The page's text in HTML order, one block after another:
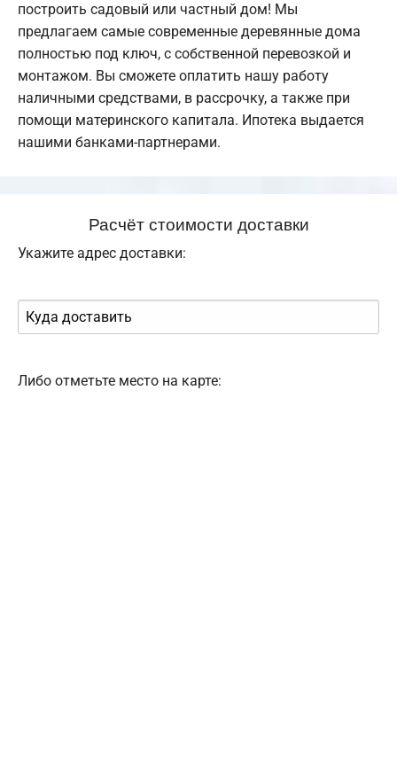
построить садовый или частный дом! Мы
предлагаем самые современные деревянные дома
полностью под ключ, с собственной перевозкой и
монтажом. Вы сможете оплатить нашу работу
наличными средствами, в рассрочку, а также при
помощи материнского капитала. Ипотека выдается
нашими банками-партнерами.
Расчёт стоимости доставки
Укажите адрес доставки:
Либо отметьте место на карте: